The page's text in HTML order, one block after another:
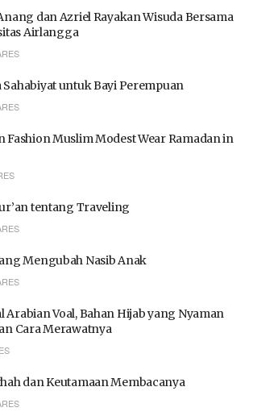
dan Azriel Rayakan Wisuda Bersama
Airlangga
Sahabiyat untuk Bayi Perempuan
Fashion Muslim Modest Wear Ramadan in
tentang Traveling
Mengubah Nasib Anak
Arabian Voal, Bahan Hijab yang Nyaman
Cara Merawatnya
dan Keutamaan Membacanya